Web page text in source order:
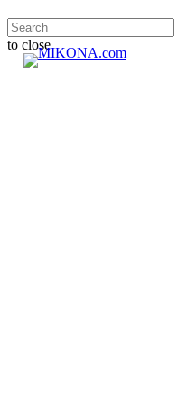
to
main
content
to close
Close